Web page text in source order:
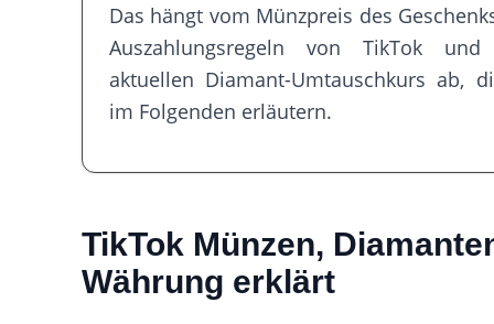
Das hängt vom Münzpreis des
Auszahlungsregeln von TikTok
aktuellen Diamant-Umtauschkurs ab,
im Folgenden erläutern.
TikTok Münzen,
Währung erklärt